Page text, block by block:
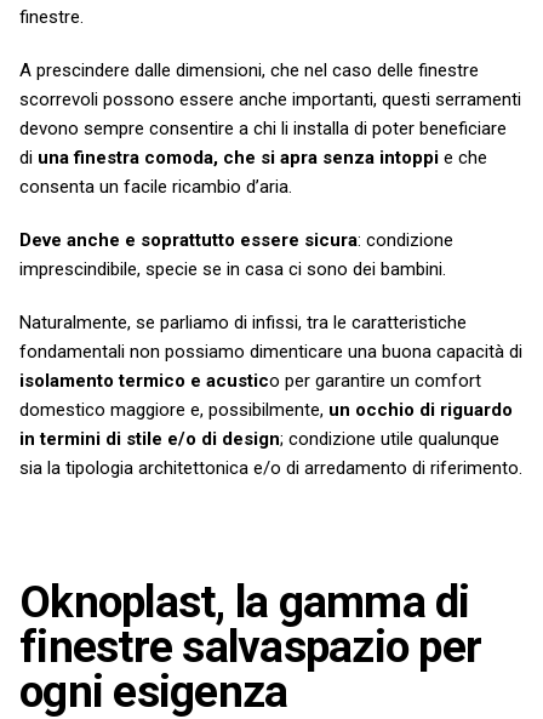
finestre.
A prescindere dalle dimensioni, che nel caso delle finestre
scorrevoli possono essere anche importanti, questi serramenti
devono sempre consentire a chi li installa di poter beneficiare
di una finestra comoda, che si apra senza intoppi e che
consenta un facile ricambio d’aria.
Deve anche e soprattutto essere sicura: condizione
imprescindibile, specie se in casa ci sono dei bambini.
Naturalmente, se parliamo di infissi, tra le caratteristiche
fondamentali non possiamo dimenticare una buona capacità di
isolamento termico e acustico per garantire un comfort
domestico maggiore e, possibilmente, un occhio di riguardo
in termini di stile e/o di design; condizione utile qualunque
sia la tipologia architettonica e/o di arredamento di riferimento.
Oknoplast, la gamma di
finestre salvaspazio per
ogni esigenza